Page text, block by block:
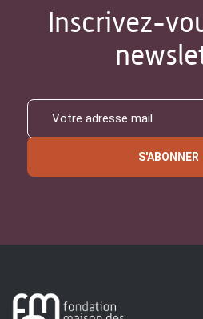
Inscrivez-
S'ABONNER